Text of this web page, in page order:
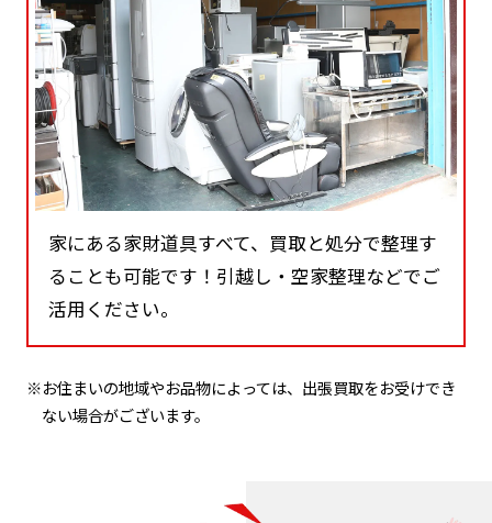
家にある家財道具すべて、買取と処分で整理す
ることも可能です！引越し・空家整理などでご
活用ください。
※お住まいの地域やお品物によっては、出張買取をお受けでき
ない場合がございます。